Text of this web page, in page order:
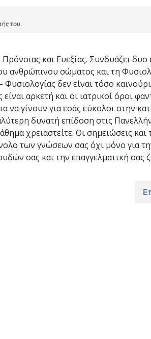
του.
και Ευεξίας. Συνδυάζει δυο
ανθρώπινου σώματος και τη
δεν είναι τόσο
αρκετή και οι ιατρικοί όροι
γίνουν για εσάς εύκολοι στην
δυνατή επίδοση στις
χρειαστείτε. Οι σημειώσεις και
των γνώσεων σας όχι μόνο για
σας και την επαγγελματική σας